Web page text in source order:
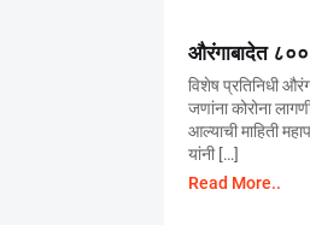
औरंगाबादेत
विशेष प्रतिनिधी
जणांना कोरोना
आल्याची माहिती
यांनी […]
Read More..